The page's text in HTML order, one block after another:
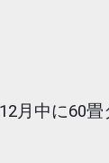
月中に60